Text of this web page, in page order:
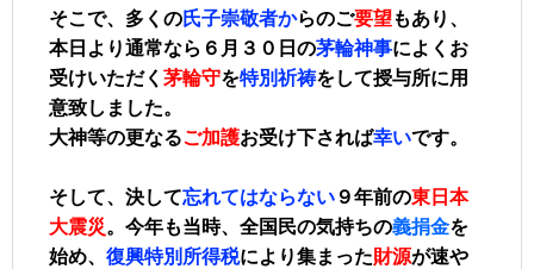
そこで、多くの氏子崇敬者󠄀からのご要望もあり、
本日より通常なら６月３０日の茅輪神事によくお
受けいただく 茅輪守を特別祈祷をして授与所に用
意致しました。
大神等の更なるご加護お受け下されば幸いです。
そして、決して忘れてはならない ９年前の東日本
大震災。今年も当時、全国民の気持ちの義捐金を
始め、 復興特別所得税により集まった財源が速や